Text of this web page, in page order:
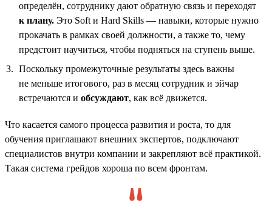
определён, сотруднику дают обратную связь и переходят
к плану. Это Soft и Hard Skills — навыки, которые нужно
прокачать в рамках своей должности, а также то, чему
предстоит научиться, чтобы подняться на ступень выше.
Поскольку промежуточные результаты здесь важны
не меньше итогового, раз в месяц сотрудник и эйчар
встречаются и обсуждают, как всё движется.
Что касается самого процесса развития и роста, то для
обучения приглашают внешних экспертов, подключают
специалистов внутри компании и закрепляют всё практикой.
Такая система грейдов хороша по всем фронтам.